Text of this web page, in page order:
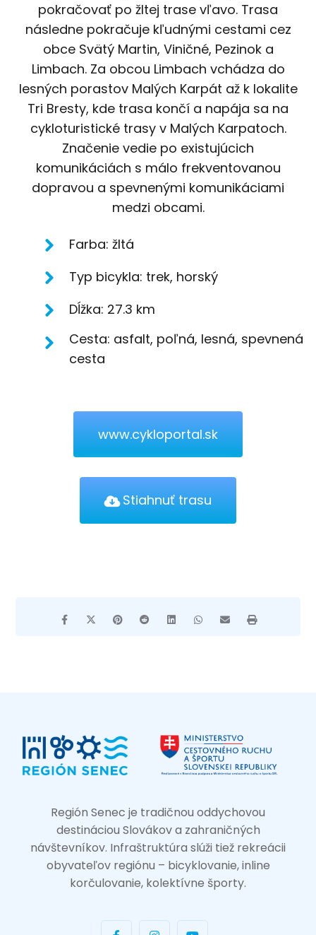
pokračovať po žltej trase vľavo. Trasa
následne pokračuje kľudnými cestami cez
obce Svätý Martin, Viničné, Pezinok a
Limbach. Za obcou Limbach vchádza do
lesných porastov Malých Karpát až k lokalite
Tri Bresty, kde trasa končí a napája sa na
cykloturistické trasy v Malých Karpatoch.
Značenie vedie po existujúcich
komunikáciách s málo frekventovanou
dopravou a spevnenými komunikáciami
medzi obcami.
Farba: žltá
Typ bicykla: trek, horský
Dĺžka: 27.3 km
Cesta: asfalt, poľná, lesná, spevnená
cesta
www.cykloportal.sk
Stiahnuť trasu
Región Senec je tradičnou oddychovou
destináciou Slovákov a zahraničných
návštevníkov. Infraštruktúra slúži tiež rekreácii
obyvateľov regiónu – bicyklovanie, inline
korčulovanie, kolektívne športy.